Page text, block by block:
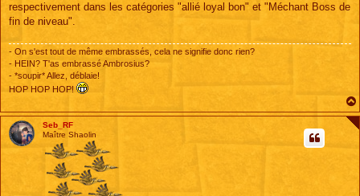
respectivement dans les catégories "allié loyal bon" et "Méchant Boss de
fin de niveau".
- On s'est tout de même embrassés, cela ne signifie donc rien?
- HEIN? T'as embrassé Ambrosius?
- *soupir* Allez, déblaie!
HOP HOP HOP!
Seb_RF
Maître Shaolin